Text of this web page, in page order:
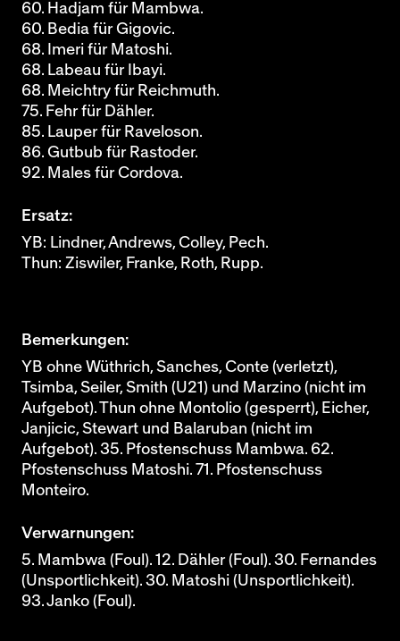
60. Hadjam für Mambwa.
60. Bedia für Gigovic.
68. Imeri für Matoshi.
68. Labeau für Ibayi.
68. Meichtry für Reichmuth.
75. Fehr für Dähler.
85. Lauper für Raveloson.
86. Gutbub für Rastoder.
92. Males für Cordova.
Ersatz:
YB: Lindner, Andrews, Colley, Pech.
Thun: Ziswiler, Franke, Roth, Rupp.
Bemerkungen:
YB ohne Wüthrich, Sanches, Conte (verletzt),
Tsimba, Seiler, Smith (U21) und Marzino (nicht im
Aufgebot). Thun ohne Montolio (gesperrt), Eicher,
Janjicic, Stewart und Balaruban (nicht im
Aufgebot). 35. Pfostenschuss Mambwa. 62.
Pfostenschuss Matoshi. 71. Pfostenschuss
Monteiro.
Verwarnungen:
5. Mambwa (Foul). 12. Dähler (Foul). 30. Fernandes
(Unsportlichkeit). 30. Matoshi (Unsportlichkeit).
93. Janko (Foul).